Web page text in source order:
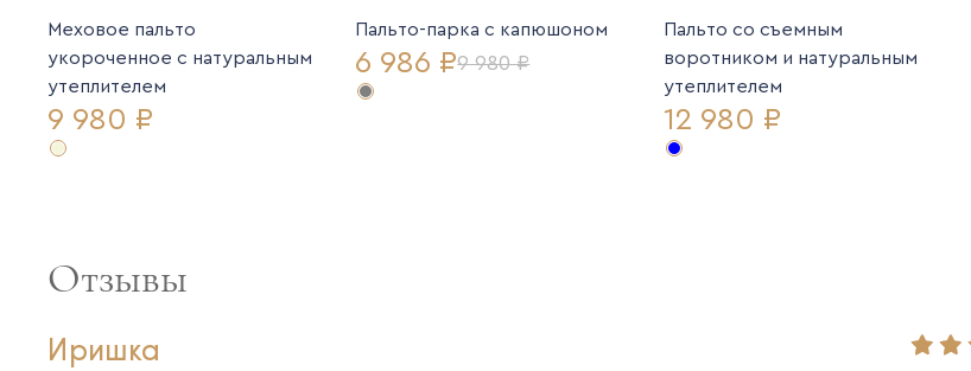
Меховое пальто
укороченное с натуральным
утеплителем
9 980 ₽
Пальто-парка с капюшоном
6 986 ₽9 980 ₽
Пальто со съемным
воротником и натуральным
утеплителем
12 980 ₽
Отзывы
Иришка